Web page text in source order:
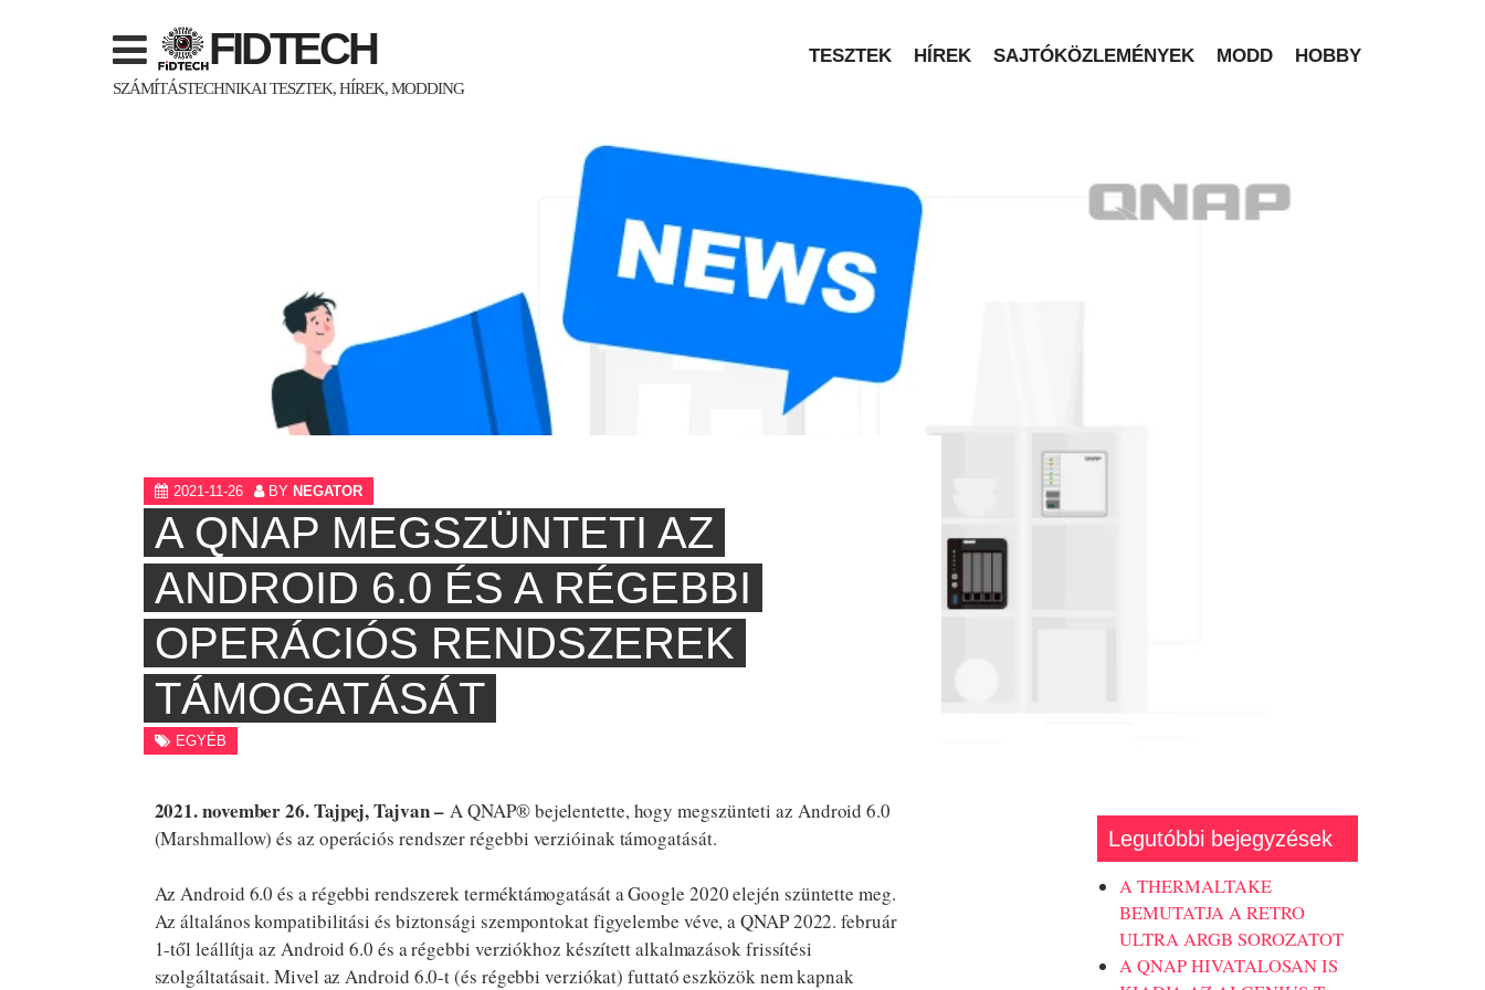
FIDTECH
SZÁMÍTÁSTECHNIKAI TESZTEK, HÍREK, MODDING
TESZTEK HÍREK SAJTÓKÖZLEMÉNYEK MODD HOBBY
2021-11-26 BY NEGATOR
A QNAP MEGSZÜNTETI AZ
ANDROID 6.0 ÉS A RÉGEBBI
OPERÁCIÓS RENDSZEREK
TÁMOGATÁSÁT
EGYÉB
2021. november 26. Tajpej, Tajvan –A QNAP® bejelentette, hogy megszünteti az Android 6.0
(Marshmallow) és az operációs rendszer régebbi verzióinak támogatását.
Az Android 6.0 és a régebbi rendszerek terméktámogatását a Google 2020 elején szüntette meg.
Az általános kompatibilitási és biztonsági szempontokat figyelembe véve, a QNAP 2022. február
1-től leállítja az Android 6.0 és a régebbi verziókhoz készített alkalmazások frissítési
szolgáltatásait. Mivel az Android 6.0-t (és régebbi verziókat) futtató eszközök nem kapnak
Legutóbbi bejegyzések
A THERMALTAKE
BEMUTATJA A RETRO
ULTRA ARGB SOROZATOT
A QNAP HIVATALOSAN IS